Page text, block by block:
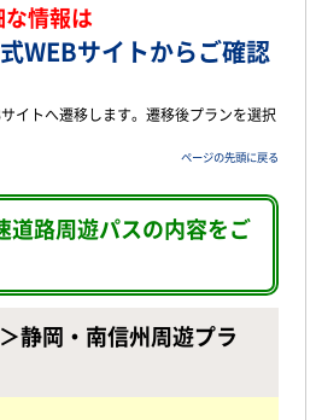
情報は
WEBサイトからご確認
イトへ遷移します。遷移後プランを選択
ページの先頭に戻る
道路周遊パスの内容をご
静岡・南信州周遊プラ